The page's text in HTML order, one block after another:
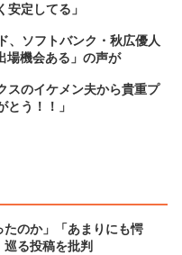
定してる」
、ソフトバンク・秋広優人
場機会ある」の声が
スのイケメン夫から貴重プ
う！！」
のか」「あまりにも愕
る投稿を批判